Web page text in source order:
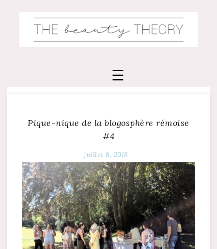
Pique-nique de la blogosphère rémoise
#4
juillet 8, 2018